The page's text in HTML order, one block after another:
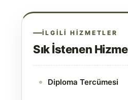
İLGILI HIZMETLER
Sık İstenen
Diploma Tercümesi